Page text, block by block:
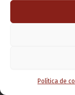
Política de